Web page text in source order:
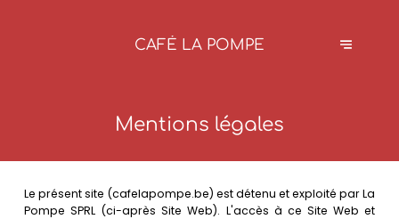
CAFÉ LA POMPE
Mentions légales
Le présent site (cafelapompe.be) est détenu et exploité par La
Pompe SPRL (ci-après Site Web). L'accès à ce Site Web et